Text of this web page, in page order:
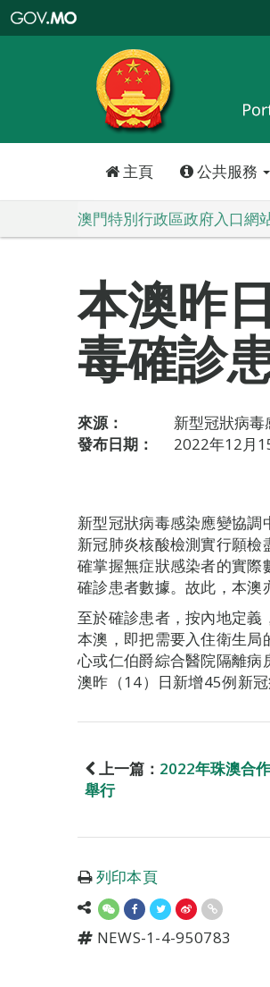
特
政
區
政
口
主頁 公共服務
澳門特別行政區政府入口網
本澳昨
毒確診
來源：
新型冠狀病
發布日期：
2022年12月
新型冠狀病毒感染應變協
新冠肺炎核酸檢測實行願
確掌握無症狀感染者的實
確診患者數據。故此，本澳
至於確診患者，按內地定
本澳，即把需要入住衛生局
心或仁伯爵綜合醫院隔離病
澳昨（14）日新增45例新冠
上一篇： 2022年珠澳合
舉行
列印本頁
NEWS-1-4-950783